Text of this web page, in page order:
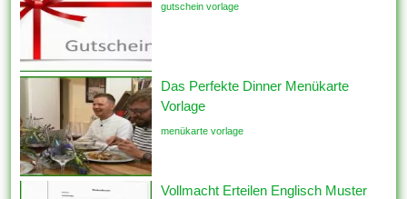
gutschein vorlage
Das Perfekte Dinner Menükarte
Vorlage
menükarte vorlage
Vollmacht Erteilen Englisch Muster